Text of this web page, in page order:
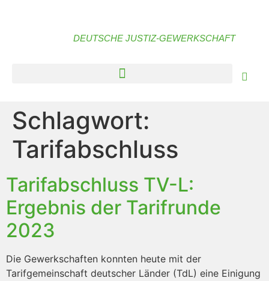
DEUTSCHE JUSTIZ-GEWERKSCHAFT
Schlagwort:
Tarifabschluss
Tarifabschluss TV-L:
Ergebnis der Tarifrunde
2023
Die Gewerkschaften konnten heute mit der
Tarifgemeinschaft deutscher Länder (TdL) eine Einigung